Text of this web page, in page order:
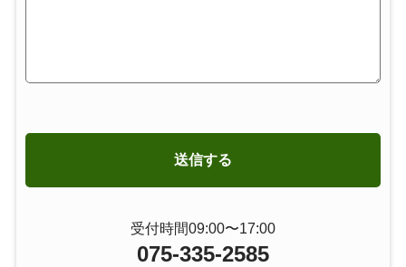
受付時間09:00〜17:00
075-335-2585